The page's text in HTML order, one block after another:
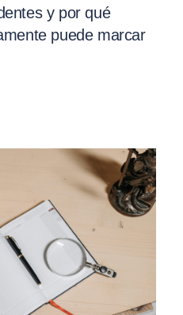
y por qué
puede marcar